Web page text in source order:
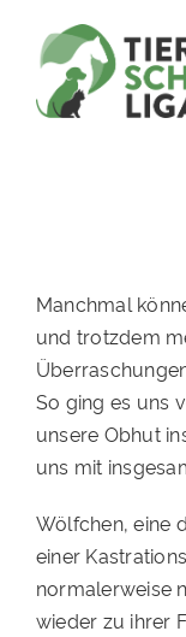
content
FÖRDERN &
KOOPERATIONEN
TIERHEIMTIERE
TIERHEIME
PATENSCHAFTEN
HELFER WERDEN
Manchmal
und trotzdem
So ging es uns
unsere Obhut
uns mit
Wölfchen, eine
einer
normalerweise
wieder zu ihrer